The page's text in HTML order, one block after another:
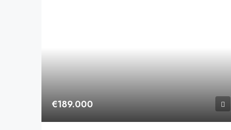
€189.000